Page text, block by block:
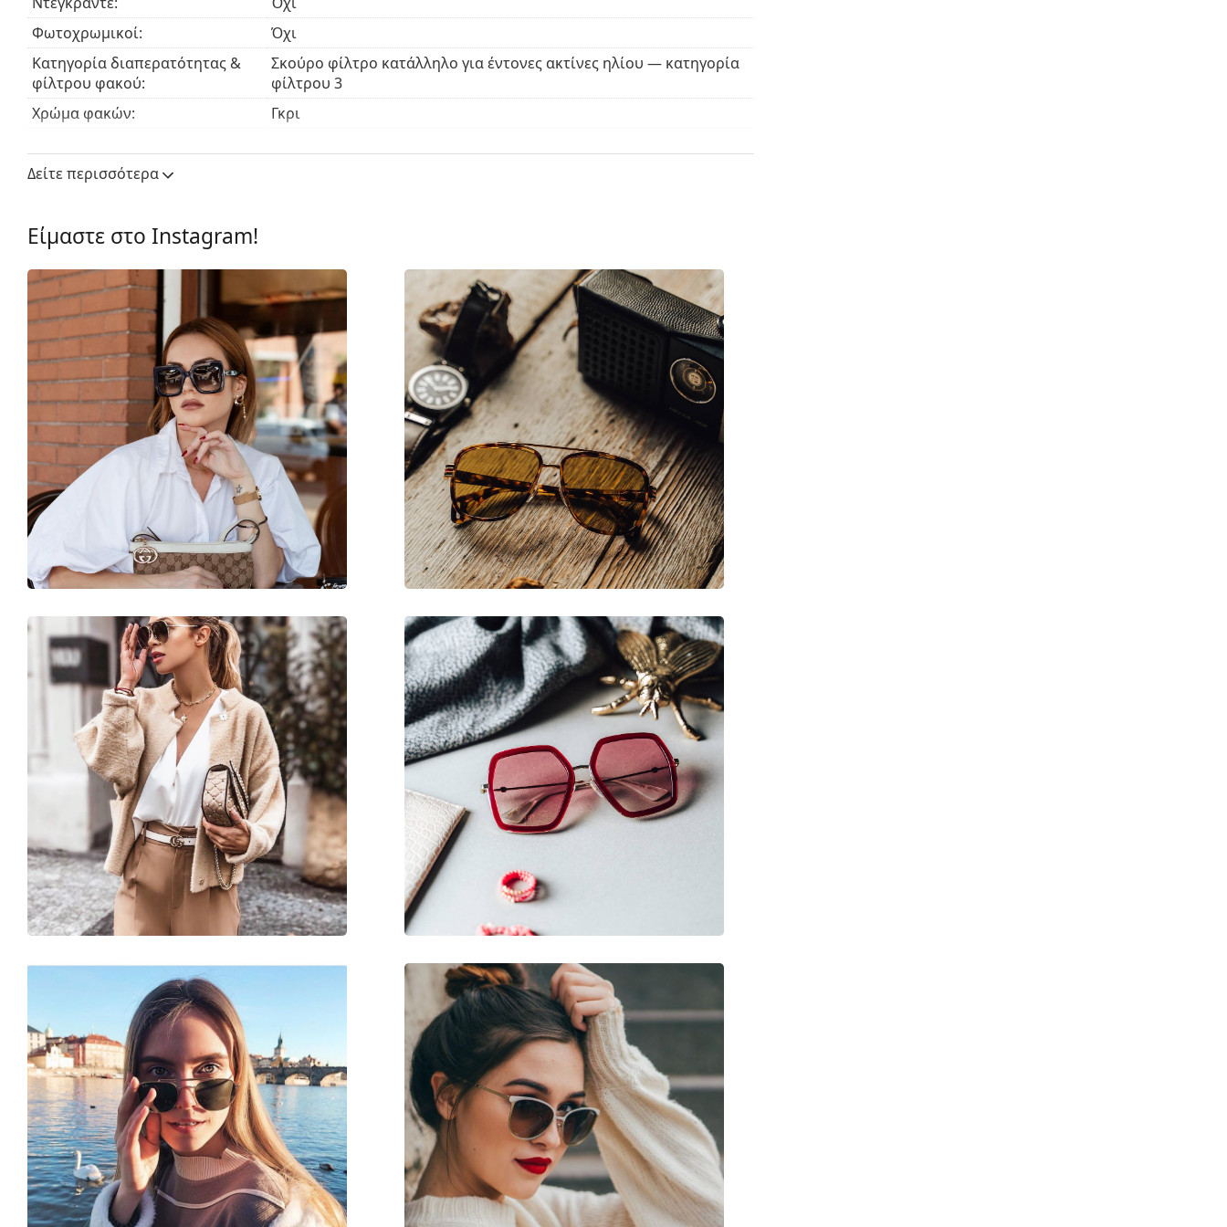
Εξερευνήστε την πλήρη γκάμαγυαλιών ηλίουγια να βρείτε περισσότερα μοντέλα από δημοφιλείς
μάρκες.
Φωτοχρωμικοί:
Όχι
Κατηγορία διαπερατότητας &
φίλτρου φακού:
Σκούρο φίλτρο κατάλληλο για έντονες ακτίνες ηλίου — κατηγορία
φίλτρου 3
Χρώμα φακών:
Γκρι
Μήκος φακού:
UV Φίλτρο 400:
Σχήμα σκελετού:
Rectangle
Χρώμα σκελετού:
Μαύρο
Σκελετός:
Πλαστικό
Διαστάσεις:
M
Μήκος σκελετού:
137 mm
Μήκος βραχίονα:
140 mm
Γέφυρα:
22 mm
Βάρος:
240 γρ
Ρυθμιζόμενα μαξιλάρια μύτης:
Όχι
Εύκαμπτη άρθρωση:
Όχι
Αξεσουάρ
Παρέχονται με θήκη:
Ναι
Πανί καθαρισμού:
Ναι
Άλλα
Γυναικεία
Κατηγορία:
Γυαλιά Ηλίου Επώνυμες Μάρκες
Μάρκα:
Gucci
Μόδα
Κωδικός Προϊόντος / Μοντέλο:
GG1579S 001 53
Διαθέσιμο με συνταγή:
Ναι
Δείτε περισσότερα
Είμαστε στο Instagram!